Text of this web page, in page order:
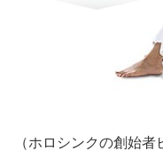
（ホロシンクの創始